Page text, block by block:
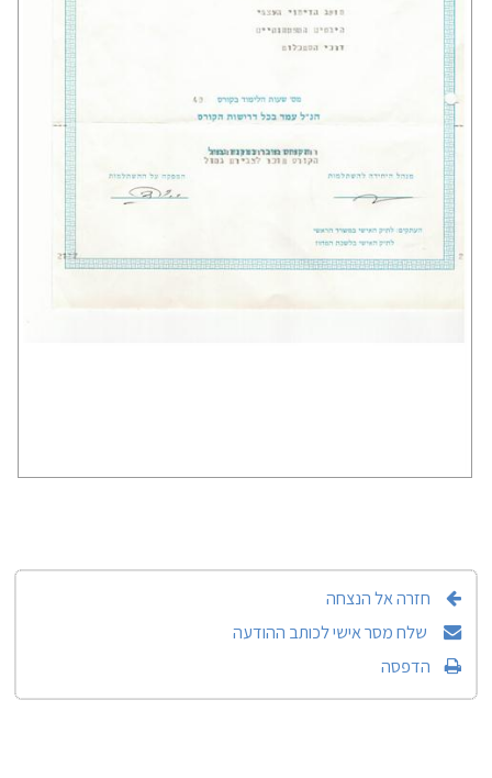
חזרה אל הנצחה
שלח מסר אישי לכותב ההודעה
הדפסה